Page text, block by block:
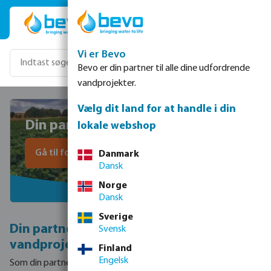
Gå til hovedindhold
Din partner i vandingsprojekter
Gå til forespørgselsformularen
Din partner i alle udfordrende
vandprojekter
Som din partner arbejder Bevo sammen med dig i alle faser af
Vi er Bevo
Bevo er din partner til alle dine udfordrende
vandprojekter.
Vælg dit land for at handle i din
lokale webshop
Danmark
Dansk
Norge
Dansk
Sverige
Svensk
Finland
Engelsk